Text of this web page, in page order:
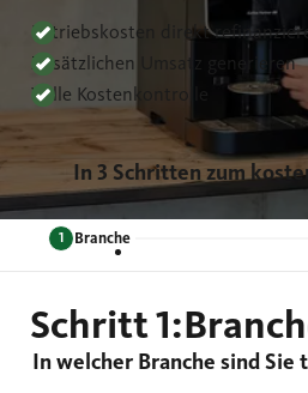
Betriebskosten direkt
Zusätzlichen Umsatz generieren
Volle Kostenkontrolle
In 3 Schritten zum
Branche
Schritt 1:
In welcher Branche sind Sie